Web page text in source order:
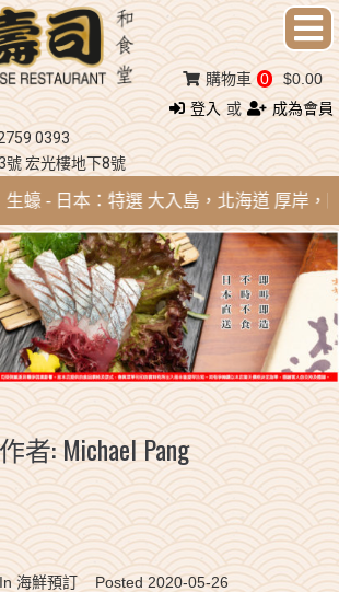
登入 或
成為會員
0393
號 宏光樓地下8號
購物車 0 $0.00
- 日本：特選 大入島，北海道 厚岸，
作者:Michael Pang
In海鮮預訂 Posted2020-05-26